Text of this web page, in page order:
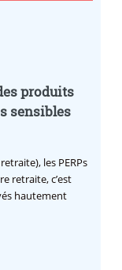
produits
sensibles
les PERPs
retraite, c’est
hautement